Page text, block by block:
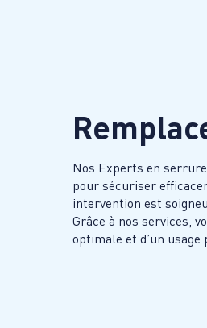
Nos Experts en
pour sécuriser
intervention est
Grâce à nos services,
optimale et d’un